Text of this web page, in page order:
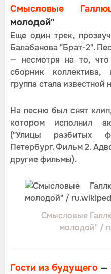
Смысловые
молодой"
Еще один трек,
Балабанова "Брат-2".
— несмотря на то,
сборник коллектива,
группа стала известной
На песню был снят
котором исполнил
("Улицы разбитых
Петербург. Фильм 2.
другие фильмы).
Смысловые
молодой" /
Гости из будущего —